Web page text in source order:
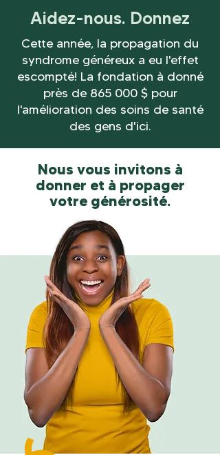
Aidez-nous. Donnez
Cette année, la propagation du
syndrome généreux a eu l'effet
escompté! La fondation à donné
près de 865 000 $ pour
l'amélioration des soins de santé
des gens d'ici.
Nous vous invitons à
donner et à propager
votre générosité.